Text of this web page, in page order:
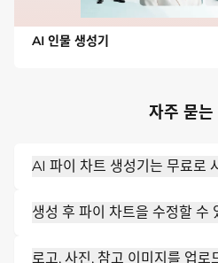
AI 인물 생성기
자주 묻는
AI 파이 차트 생성기는 무료로
은 버전을 만들기 전에 AI 원형
생성 후 파이 차트을 수정할 수
로고, 사진, 참고 이미지를 업로